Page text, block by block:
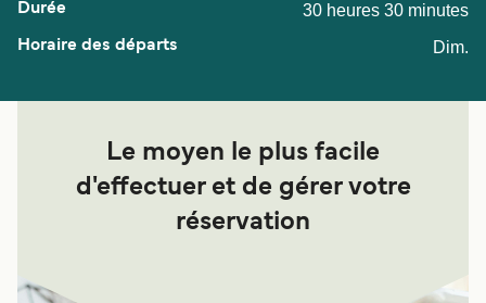
30 heures 30 minutes
Dim.
Le moyen le plus facile
d'effectuer et de gérer votre
réservation